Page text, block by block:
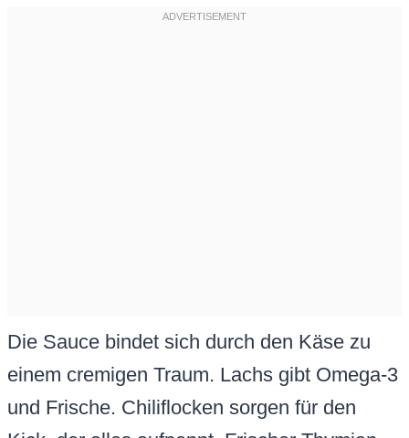
Die Sauce bindet sich durch den Käse zu
einem cremigen Traum. Lachs gibt Omega-3
und Frische. Chiliflocken sorgen für den